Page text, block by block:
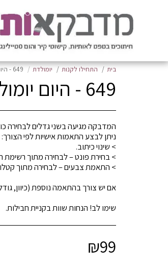
בית התחילו לקנות יומולדת 649 - היום יומולדת
649 - היום יומולדת
שימו לב! הנחות שוות בקניית חבילות.
₪99